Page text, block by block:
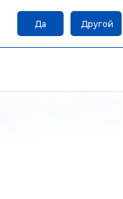
Да Другой